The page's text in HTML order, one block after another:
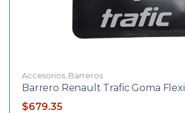
Accesorios, Barreros
Barrero Renault Trafic Goma
$679.35